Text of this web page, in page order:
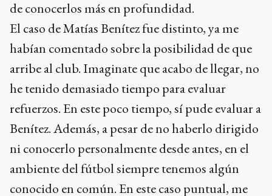
de conocerlos más en profundidad.
El caso de Matías Benítez fue distinto, ya me
habían comentado sobre la posibilidad de que
arribe al club. Imaginate que acabo de llegar, no
he tenido demasiado tiempo para evaluar
refuerzos. En este poco tiempo, sí pude evaluar a
Benítez. Además, a pesar de no haberlo dirigido
ni conocerlo personalmente desde antes, en el
ambiente del fútbol siempre tenemos algún
conocido en común. En este caso puntual, me